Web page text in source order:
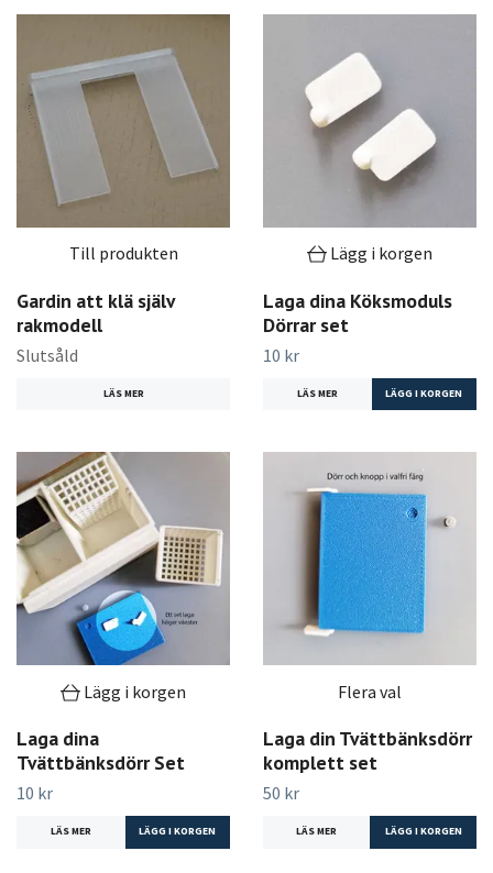
Till produkten
Gardin att klä själv
rakmodell
Slutsåld
LÄS MER
Lägg i korgen
Laga dina Köksmoduls
Dörrar set
10 kr
LÄS MER
Lägg i korgen
Laga dina
Tvättbänksdörr Set
10 kr
LÄS MER
Flera val
Laga din Tvättbänksdörr
komplett set
50 kr
LÄS MER LÄGG I KORGEN